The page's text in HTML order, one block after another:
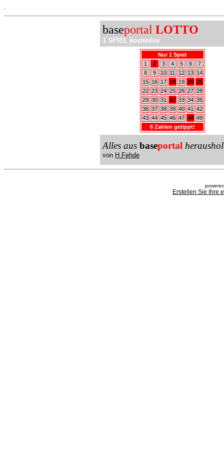
baseportal LOTTO
1 SPIEL kostenlos
Nur 1 Spiel
1
2 3 4 5 6
7
8
9 10 11 12 13
14
15
16 17 18 19 20 21
22 23 24 25 26 27 28
29 30 31 32 33 34 35
36 37 38 39 40 41
42
43 44 45 46 47 48 49
6 Zahlen getippt!
Alles aus baseportal
von H.Fehde
Erstellen Sie Ihre